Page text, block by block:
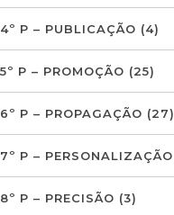
4º P – PUBLICAÇÃO (4)
5º P – PROMOÇÃO (25)
6º P – PROPAGAÇÃO (27)
7º P – PERSONALIZAÇÃO
8º P – PRECISÃO (3)